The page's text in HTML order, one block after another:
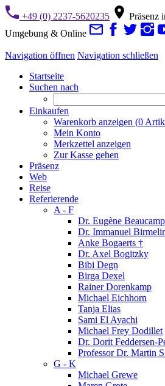
+49 (0) 2237-5620235
Präsenz
Umgebung & Online
Navigation öffnen Navigation schließen
Startseite
Suchen nach
Einkaufen
Warenkorb anzeigen (0
Mein Konto
Merkzettel anzeigen
Zur Kasse gehen
Präsenz
Web
Reise
Referierende
A - F
Dr. Eugène Beaucamp
Dr. Immanuel
Anke Bogaerts †
Dr. Axel Bogitzky
Bibi Degn
Birga Dexel
Rainer Dorenkamp
Michael Eichhorn
Tanja Elias
Sami El Ayachi
Michael Frey Dodillet
Dr. Dorit Feddersen-
Professor Dr. Martin
G - K
Michael Grewe